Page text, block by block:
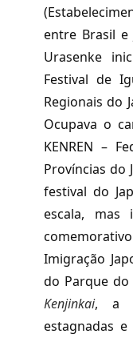
entre Brasil e
Urasenke
Festival de
Regionais do
Ocupava o
KENREN –
Províncias do
festival do
escala, mas
Imigração
do Parque do
Kenjinkai, a
estagnadas